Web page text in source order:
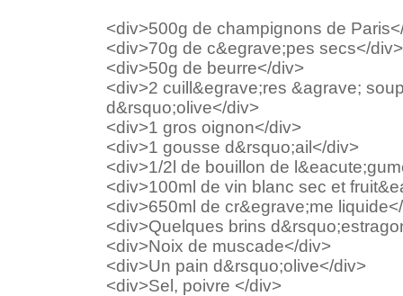
<div>500g de champignons de
<div>70g de c&egrave;pes secs</div>
<div>50g de beurre</div>
<div>2 cuill&egrave;res &agrave;
d&rsquo;olive</div>
<div>1 gros oignon</div>
<div>1 gousse d&rsquo;ail</div>
<div>1/2l de bouillon de
<div>100ml de vin blanc sec et
<div>650ml de cr&egrave;me
<div>Quelques brins
<div>Noix de muscade</div>
<div>Un pain d&rsquo;olive</div>
<div>Sel, poivre </div>